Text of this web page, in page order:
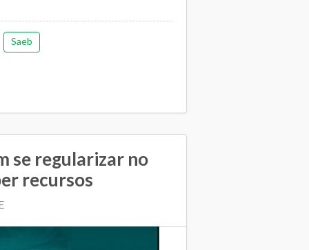
Saeb
se regularizar no
recursos